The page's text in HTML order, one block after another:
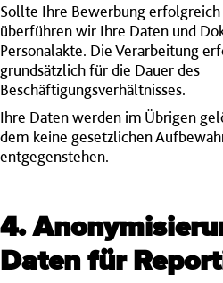
Sollte Ihre Bewerbung erfolgreich
überführen wir Ihre Daten und
Personalakte. Die Verarbeitung
grundsätzlich für die Dauer des
Beschäftigungsverhältnisses.
Ihre Daten werden im Übrigen
dem keine gesetzlichen
entgegenstehen.
4.
Daten für